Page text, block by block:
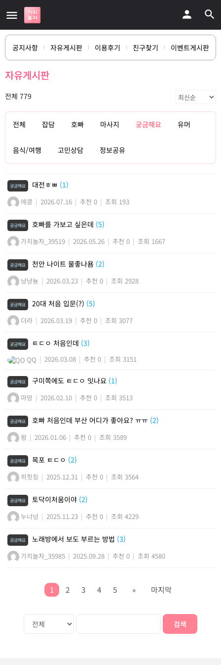
공지사항 자유게시판 이용후기 친구찾기 이벤트게시판
자유게시판
전체 779
전체 잡담 호빠 마사지 궁금해요 유머
음식/여행 고민상담 정보공유
궁금해요 대전ㅎㅃ (1)
에콩 | 2026.07.16 | 추천 0 | 조회 193
궁금해요 호빠를 가보고 싶은데 (5)
가치놀자_39519 | 2026.05.26 | 추천 0 | 조회 1667
궁금해요 천안 나이트 물좋나욤 (2)
냥냥뇽 | 2026.03.23 | 추천 0 | 조회 2928
궁금해요 20대 처음 입문(?) (5)
더라 | 2026.03.19 | 추천 0 | 조회 3077
궁금해요 ㅌㄷㅇ 처음인데 (3)
QQ | 2026.03.08 | 추천 0 | 조회 3151
궁금해요 구미쪽에도 ㅌㄷㅇ 잇나요 (1)
마망 | 2026.02.10 | 추천 0 | 조회 3513
궁금해요 호빠 처음인데 부산 어디가 좋아요? ㅠㅠ (2)
왕 | 2026.01.06 | 추천 0 | 조회 3589
궁금해요 목포 ㅌㄷㅇ (2)
히힛칭 | 2025.12.31 | 추천 0 | 조회 3564
궁금해요 토닥이처움이야 (2)
누너넝 | 2025.11.23 | 추천 0 | 조회 4229
궁금해요 노래방에서 보도 부르는 방법 (3)
가치놀자_35985 | 2025.09.28 | 추천 0 | 조회 4580
1 2 3 4 5 » 마지막
검색